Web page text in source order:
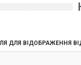
ДЛЯ ВІДОБРАЖЕННЯ